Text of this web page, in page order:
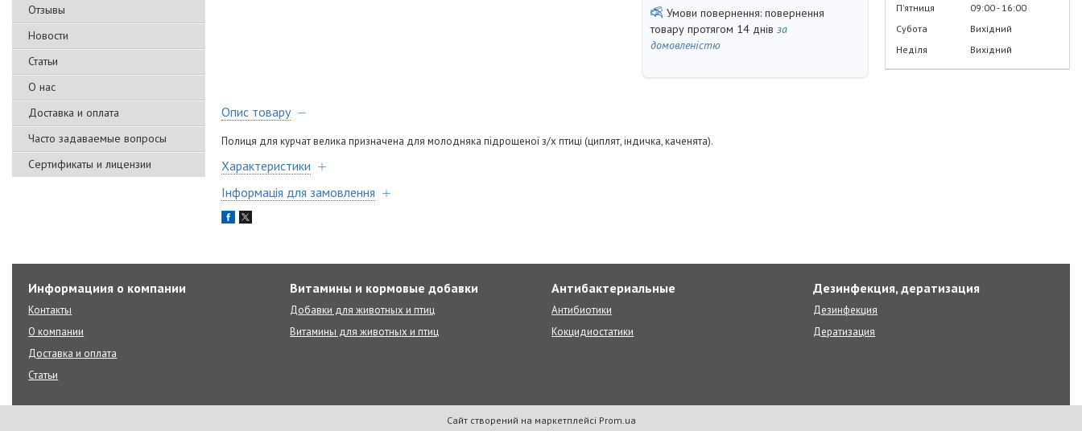
Отзывы
Новости
Статьи
О нас
Доставка и оплата
Часто задаваемые вопросы
Сертификаты и лицензии
повернення
товару протягом 14 днів за
домовленістю
Опис товару
Полиця для курчат велика призначена для молодняка підрощеної з/х птиці (циплят, індичка, каченята).
Характеристики
Інформація для замовлення
Пʼятниця
09:00 16:00
Субота
Вихідний
Неділя
Вихідний
Информациия о компании
Контакты
О компании
Доставка и оплата
Статьи
Витамины и кормовые добавки
Добавки для животных и птиц
Витамины для животных и птиц
Антибактериальные
Антибиотики
Кокцидиостатики
Дезинфекция, дератизация
Дезинфекция
Дератизация
Сайт створений на маркетплейсі Prom.ua